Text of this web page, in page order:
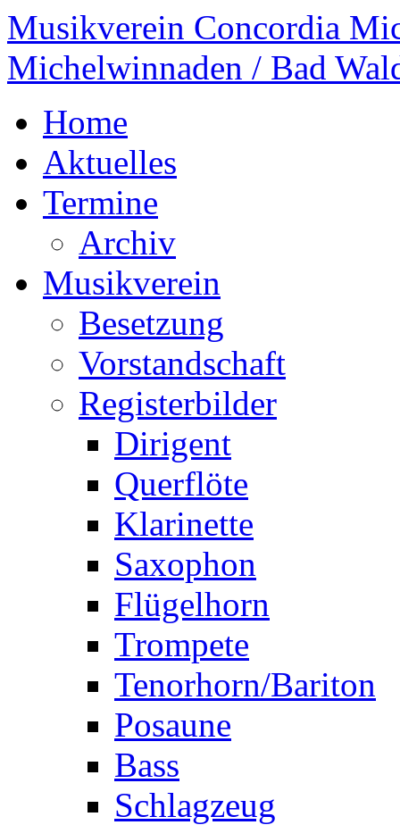
Musikverein Concordia
Michelwinnaden / Bad
Home
Aktuelles
Termine
Archiv
Musikverein
Besetzung
Vorstandschaft
Registerbilder
Dirigent
Querflöte
Klarinette
Saxophon
Flügelhorn
Trompete
Tenorhorn/Bariton
Posaune
Bass
Schlagzeug